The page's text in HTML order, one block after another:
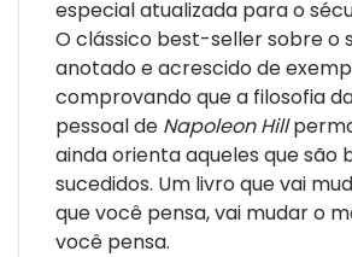
especial atualizada para o
O clássico best-seller sobre o
anotado e acrescido de
comprovando que a filosofia
pessoal de Napoleon Hill
ainda orienta aqueles que são
sucedidos. Um livro que vai
que você pensa, vai mudar o
você pensa.